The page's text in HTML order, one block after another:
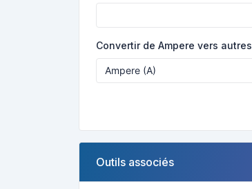
Convertir de Ampere vers autres
Outils associés